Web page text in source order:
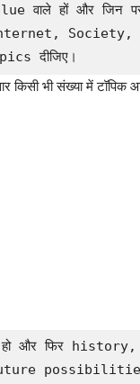
वाले हों और जिन
Society,
दीजिए।
भी संख्या में टॉपिक
और फिर